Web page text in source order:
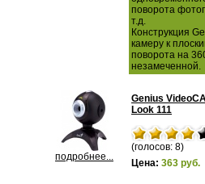
поворота
т.д.
Конструкция
камеру к
поворота на
незамеченной.
подробнее...
Genius
Look 111
(голосов: 8)
Цена: 363 руб.